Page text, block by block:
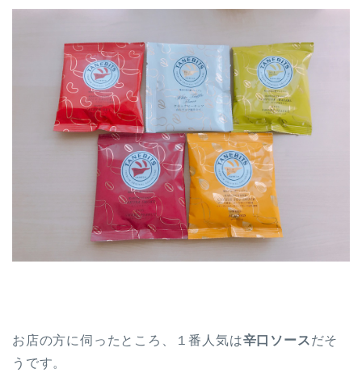
お店の方に伺ったところ、１番人気は辛口ソースだそ
うです。